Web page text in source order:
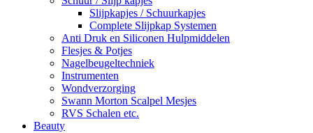
Slijpkapjes / Schuurkapjes
Complete Slijpkap Systemen
Anti Druk en Siliconen Hulpmiddelen
Flesjes & Potjes
Nagelbeugeltechniek
Instrumenten
Wondverzorging
Swann Morton Scalpel Mesjes
RVS Schalen etc.
Beauty